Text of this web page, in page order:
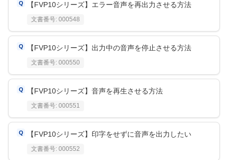
【FVP10シリーズ】エラー音声を再出力させる方法
文書番号: 000548
【FVP10シリーズ】出力中の音声を停止させる方法
文書番号: 000550
【FVP10シリーズ】音声を再生させる方法
文書番号: 000551
【FVP10シリーズ】印字をせずに音声を出力したい
文書番号: 000552